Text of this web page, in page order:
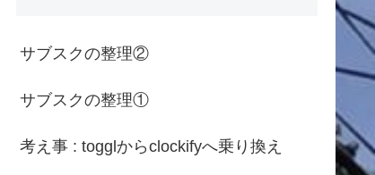
サブスクの整理②
サブスクの整理①
考え事 : togglからclockifyへ乗り換え